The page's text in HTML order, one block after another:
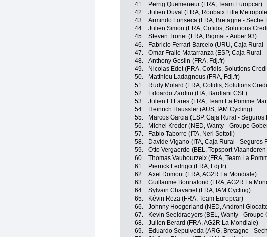
41.
Perrig Quemeneur (FRA, Team Europcar)
42.
Julien Duval (FRA, Roubaix Lille
43.
Armindo Fonseca (FRA, Bretagne - Seche
44.
Julien Simon (FRA, Cofidis, Solutions
45.
Steven Tronet (FRA, Bigmat - Auber 93)
46.
Fabricio Ferrari Barcelo (URU, Caja Rural
47.
Omar Fraile Matarranza (ESP, Caja Rural
48.
Anthony Geslin (FRA, Fdj.fr)
49.
Nicolas Edet (FRA, Cofidis, Solutions
50.
Matthieu Ladagnous (FRA, Fdj.fr)
51.
Rudy Molard (FRA, Cofidis, Solutions
52.
Edoardo Zardini (ITA, Bardiani CSF)
53.
Julien El Fares (FRA, Team La Pomme
54.
Heinrich Haussler (AUS, IAM Cycling)
55.
Marcos Garcia (ESP, Caja Rural - Seguros
56.
Michel Kreder (NED, Wanty - Groupe
57.
Fabio Taborre (ITA, Neri Sottoli)
58.
Davide Vigano (ITA, Caja Rural - Seguros
59.
Otto Vergaerde (BEL, Topsport
60.
Thomas Vaubourzeix (FRA, Team La
61.
Pierrick Fedrigo (FRA, Fdj.fr)
62.
Axel Domont (FRA, AG2R La Mondiale)
63.
Guillaume Bonnafond (FRA, AG2R La
64.
Sylvain Chavanel (FRA, IAM Cycling)
65.
Kévin Reza (FRA, Team Europcar)
66.
Johnny Hoogerland (NED, Androni
67.
Kevin Seeldraeyers (BEL, Wanty - Groupe
68.
Julien Berard (FRA, AG2R La Mondiale)
69.
Eduardo Sepulveda (ARG, Bretagne -